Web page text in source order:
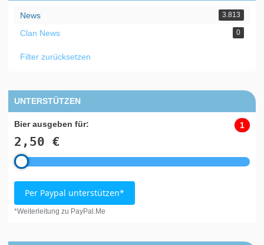
News 3.813
Clan News 0
Filter zurücksetzen
UNTERSTÜTZEN
Bier ausgeben für:
2,50 €
1
Per Paypal unterstützen*
*Weiterleitung zu PayPal.Me